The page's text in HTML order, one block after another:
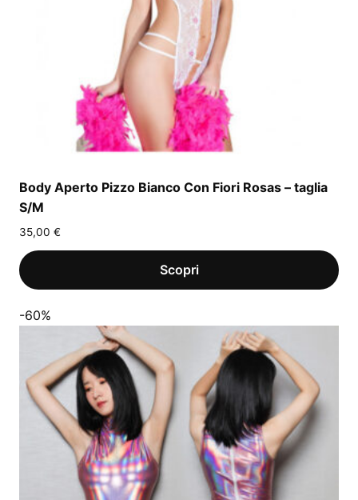
Body Aperto Pizzo Bianco Con Fiori Rosas – taglia
S/M
35,00 €
-60%